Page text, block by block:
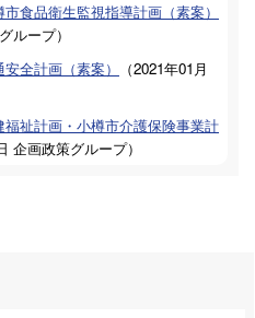
食品衛生監視指導計画（素案）
ループ）
全計画（素案）
（2021年01月
福祉計画・小樽市介護保険事業計
企画政策グループ）